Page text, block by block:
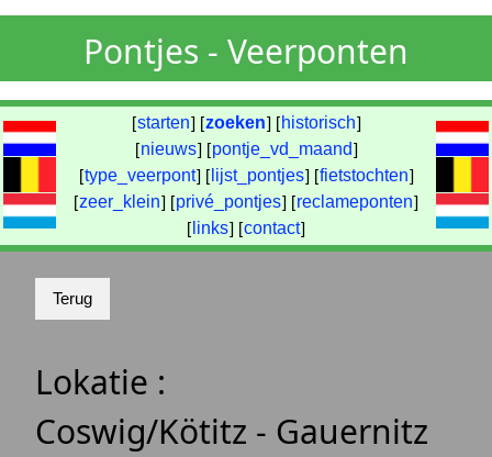
Pontjes - Veerponten
[starten] [zoeken] [ historisch]
[nieuws] [pontje_vd_maand]
[type_veerpont] [ lijst_pontjes] [fietstochten]
[zeer_klein] [privé_pontjes] [reclameponten]
[ links] [contact]
Lokatie :
Coswig/Kötitz - Gauernitz